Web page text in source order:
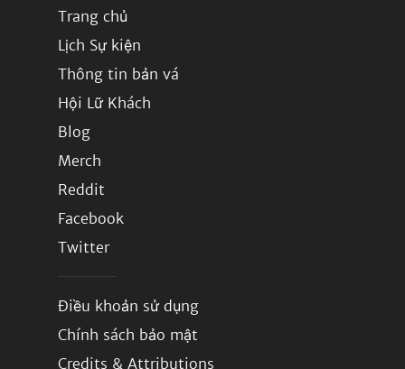
Trang chủ
Lịch Sự kiện
Thông tin bản vá
Hội Lữ Khách
Blog
Merch
Reddit
Facebook
Twitter
Điều khoản sử dụng
Chính sách bảo mật
Credits & Attributions